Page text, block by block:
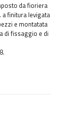
da fioriera
a finitura levigata
e montatata
di fissaggio e di